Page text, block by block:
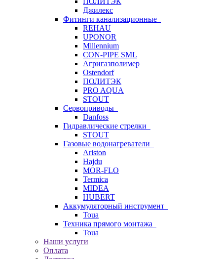
Джилекс
Фитинги канализационные
REHAU
UPONOR
Millennium
CON-PIPE SML
Агригазполимер
Ostendorf
ПОЛИТЭК
PRO AQUA
STOUT
Сервоприводы
Danfoss
Гидравлические стрелки
STOUT
Газовые водонагреватели
Ariston
Hajdu
MOR-FLO
Termica
MIDEA
HUBERT
Аккумуляторный инструмент
Toua
Техника прямого монтажа
Toua
Наши услуги
Оплата